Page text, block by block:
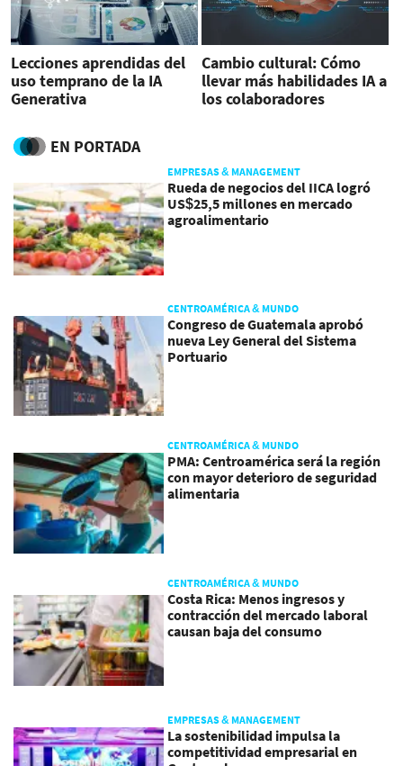
Lecciones aprendidas del
uso temprano de la IA
Generativa
Cambio cultural: Cómo
llevar más habilidades IA a
los colaboradores
EN PORTADA
EMPRESAS & MANAGEMENT
Rueda de negocios del IICA logró
US$25,5 millones en mercado
agroalimentario
CENTROAMÉRICA & MUNDO
Congreso de Guatemala aprobó
nueva Ley General del Sistema
Portuario
CENTROAMÉRICA & MUNDO
PMA: Centroamérica será la región
con mayor deterioro de seguridad
alimentaria
CENTROAMÉRICA & MUNDO
Costa Rica: Menos ingresos y
contracción del mercado laboral
causan baja del consumo
EMPRESAS & MANAGEMENT
La sostenibilidad impulsa la
competitividad empresarial en